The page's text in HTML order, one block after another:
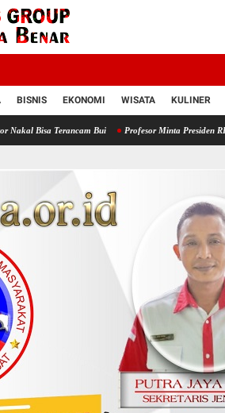
BISNIS EKONOMI WISATA KULINER
Bui Profesor Minta Presiden RI Perintahkan